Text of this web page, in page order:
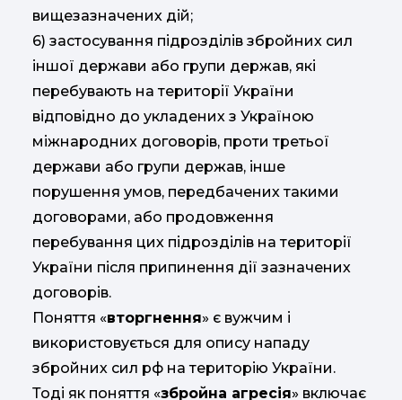
вищезазначених дій;
6) застосування підрозділів збройних сил
іншої держави або групи держав, які
перебувають на території України
відповідно до укладених з Україною
міжнародних договорів, проти третьої
держави або групи держав, інше
порушення умов, передбачених такими
договорами, або продовження
перебування цих підрозділів на території
України після припинення дії зазначених
договорів.
Поняття «вторгнення» є вужчим і
використовується для опису нападу
збройних сил рф на територію України.
Тоді як поняття «збройна агресія» включає